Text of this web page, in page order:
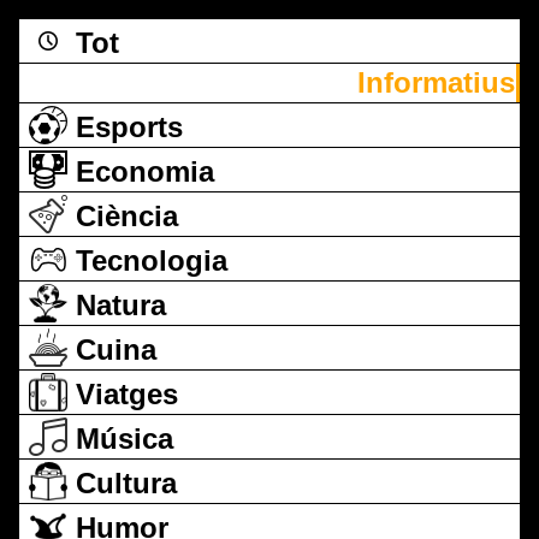
Tot
Informatius
Esports
Economia
Ciència
Tecnologia
Natura
Cuina
Viatges
Música
Cultura
Humor